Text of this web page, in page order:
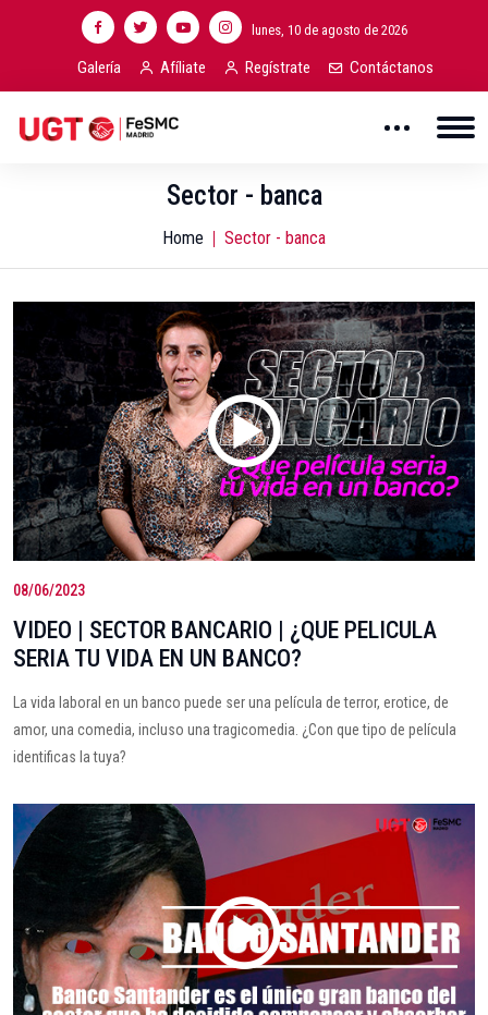
lunes, 10 de agosto de 2026
Galería Afíliate Regístrate Contáctanos
Sector - banca
Home Sector - banca
08/06/2023
VIDEO | SECTOR BANCARIO | ¿QUE PELICULA
SERIA TU VIDA EN UN BANCO?
La vida laboral en un banco puede ser una película de terror, erotice, de
amor, una comedia, incluso una tragicomedia. ¿Con que tipo de película
identificas la tuya?